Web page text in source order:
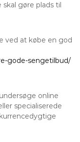
gøre plads til
ved at købe en god
gode-sengetilbud/
online
specialiserede